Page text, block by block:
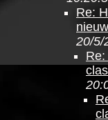
Re:
20/5/